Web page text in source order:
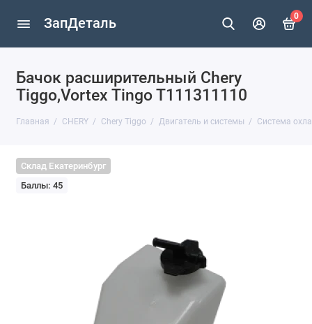
ЗапДеталь 0
Бачок расширительный Chery
Tiggo,Vortex Tingo T111311110
Главная CHERY Chery Tiggo Двигатель и системы Система
Склад Екатеринбург
Баллы: 45